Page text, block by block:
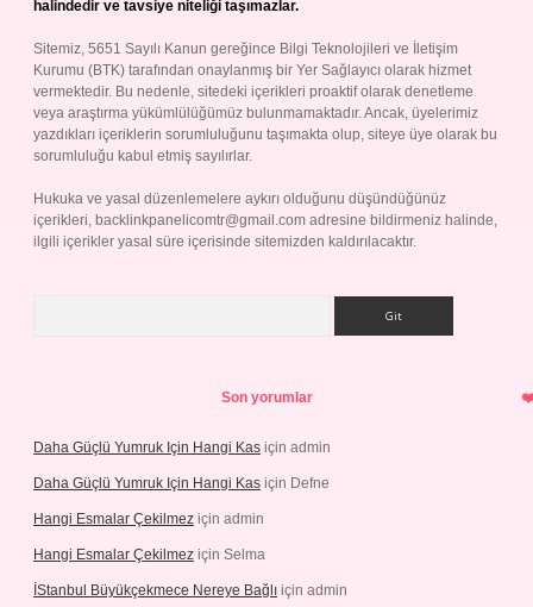
halindedir ve tavsiye niteliği taşımazlar.
Sitemiz, 5651 Sayılı Kanun gereğince Bilgi Teknolojileri ve İletişim
Kurumu (BTK) tarafından onaylanmış bir Yer Sağlayıcı olarak hizmet
vermektedir. Bu nedenle, sitedeki içerikleri proaktif olarak denetleme
veya araştırma yükümlülüğümüz bulunmamaktadır. Ancak, üyelerimiz
yazdıkları içeriklerin sorumluluğunu taşımakta olup, siteye üye olarak bu
sorumluluğu kabul etmiş sayılırlar.
Hukuka ve yasal düzenlemelere aykırı olduğunu düşündüğünüz
içerikleri, backlinkpanelicomtr@gmail.com adresine bildirmeniz halinde,
ilgili içerikler yasal süre içerisinde sitemizden kaldırılacaktır.
Son yorumlar
Daha Güçlü Yumruk Için Hangi Kas için admin
Daha Güçlü Yumruk Için Hangi Kas için Defne
Hangi Esmalar Çekilmez için admin
Hangi Esmalar Çekilmez için Selma
İStanbul Büyükçekmece Nereye Bağlı için admin